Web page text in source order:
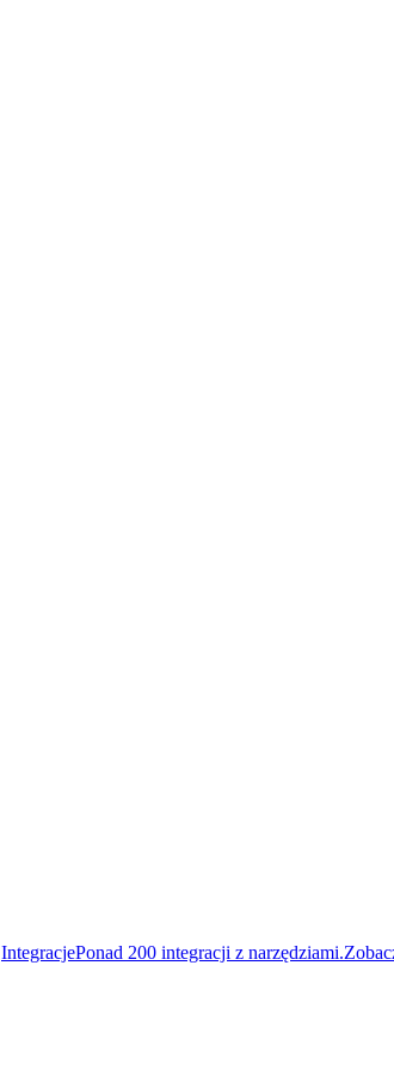
IntegracjePonad 200 integracji z narzędziami.